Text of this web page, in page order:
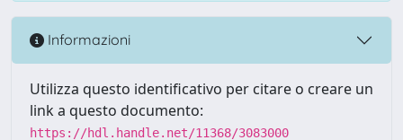
Informazioni
Utilizza questo identificativo per citare o creare un
link a questo documento:
https://hdl.handle.net/11368/3083000